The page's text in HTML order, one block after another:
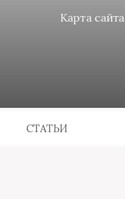
Карта сайта
СТАТЬИ